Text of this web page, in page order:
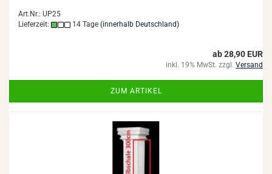
Art.Nr.: UP25
Lieferzeit:
14 Tage (innerhalb Deutschland)
ab 28,90 EUR
inkl. 19% MwSt. zzgl. Versand
ZUM ARTIKEL